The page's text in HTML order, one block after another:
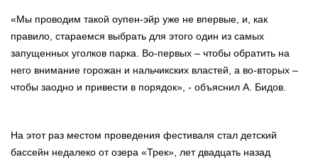
«Мы проводим такой оупен-эйр уже не впервые, и, как
правило, стараемся выбрать для этого один из самых
запущенных уголков парка. Во-первых – чтобы обратить на
него внимание горожан и нальчикских властей, а во-вторых –
чтобы заодно и привести в порядок», - объяснил А. Бидов.
На этот раз местом проведения фестиваля стал детский
бассейн недалеко от озера «Трек», лет двадцать назад